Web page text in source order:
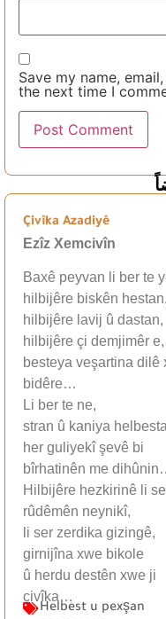
Save my name,
the next time I
Çivîka Azadiyê
Ezîz Xemcivîn
Baxê peyvan li ber te
hilbijêre biskên hestan,
hilbijêre lavij û dastan,
hilbijêre çi demjimêr e,
besteya veşartina dilê
bidêre…
Li ber te ne,
stran û kaniya
her guliyekî şevê bi
bîrhatinên me
Hilbijêre hezkirinê li
rûdêmên neynikî,
li ser zerdika gizingê,
girnijîna xwe bikole
û herdu destên xwe ji
çivîka…
Helbest u pexşan